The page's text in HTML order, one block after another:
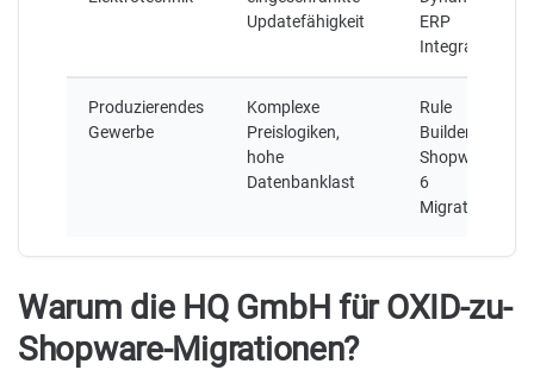
Updatefähigkeit
ERP
Integration
Produzierendes
Gewerbe
Komplexe
Preislogiken,
hohe
Datenbanklast
Rule
Builder +
Shopware
6
Migration
Warum die HQ GmbH für OXID-zu-
Shopware-Migrationen?